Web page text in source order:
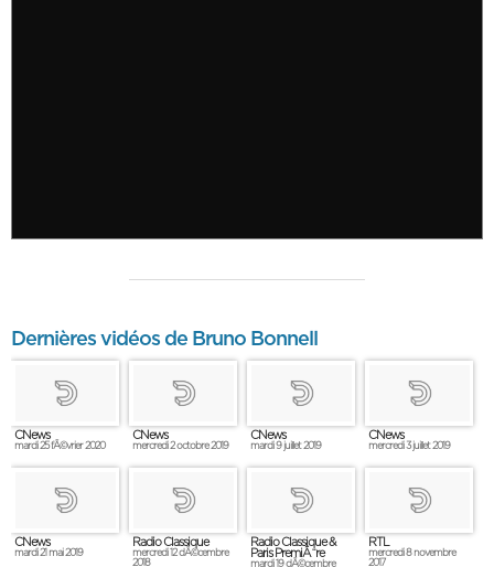
Dernières vidéos de Bruno Bonnell
CNews
mardi 25 fÃ©vrier 2020
CNews
mercredi 2 octobre 2019
CNews
mardi 9 juillet 2019
CNews
mercredi 3 juillet 2019
CNews
mardi 21 mai 2019
Radio Classique
mercredi 12 dÃ©cembre
2018
Radio Classique &
Paris PremiÃ¨re
mardi 19 dÃ©cembre
RTL
mercredi 8 novembre
2017